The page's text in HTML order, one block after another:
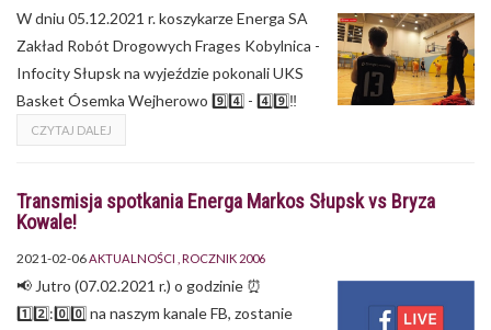
W dniu 05.12.2021 r. koszykarze Energa SA
Zakład Robót Drogowych Frages Kobylnica -
Infocity Słupsk na wyjeździe pokonali UKS
Basket Ósemka Wejherowo 9️⃣4️⃣ - 4️⃣9️⃣‼
CZYTAJ DALEJ
Transmisja spotkania Energa Markos Słupsk vs Bryza
Kowale!
2021-02-06AKTUALNOŚCI ROCZNIK 2006
📢 Jutro (07.02.2021 r.) o godzinie ⏰
1️⃣2️⃣:0️⃣0️⃣ na naszym kanale FB, zostanie